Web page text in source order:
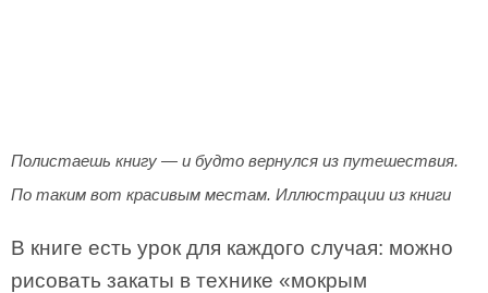
Полистаешь книгу — и будто вернулся из путешествия.
По таким вот красивым местам. Иллюстрации из книги
В книге есть урок для каждого случая: можно
рисовать закаты в технике «мокрым